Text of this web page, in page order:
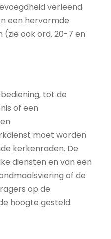
verleend
een hervormde
ook ord. 20-7 en
tot de
of een
moet worden
kerkenraden. De
diensten en van een
of de
op de
hoogte gesteld.